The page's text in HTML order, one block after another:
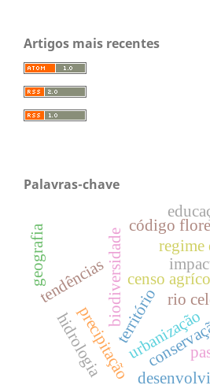
Artigos mais recentes
Palavras-chave
censo
biodiversidade rio
tendências
precipitação
hidrologia
regime
território
código
urbanização
geografia